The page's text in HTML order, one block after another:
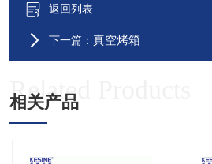
返回列表
下一篇： 真空烤箱
Related Products
相关产品